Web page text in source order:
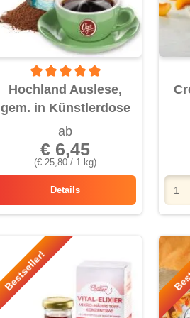
Durchschnittliche Bewertung von 5
Hochland Auslese,
gem. in Künstlerdose
(€ 25,80 / 1 kg)
ab
€ 6,45
Details
Hochland Auslese, gem. in
Bestseller!